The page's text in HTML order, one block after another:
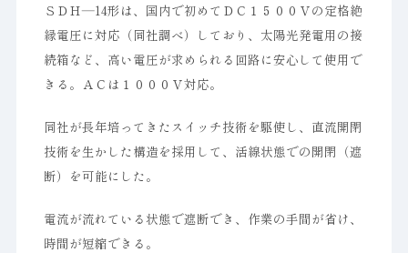
ＳＤＨ―14形は、国内で初めてＤＣ１５００Ｖの定格絶
縁電圧に対応（同社調べ）しており、太陽光発電用の接
続箱など、高い電圧が求められる回路に安心して使用で
きる。ＡＣは１０００Ｖ対応。
同社が長年培ってきたスイッチ技術を駆使し、直流開閉
技術を生かした構造を採用して、活線状態での開閉（遮
断）を可能にした。
電流が流れている状態で遮断でき、作業の手間が省け、
時間が短縮できる。